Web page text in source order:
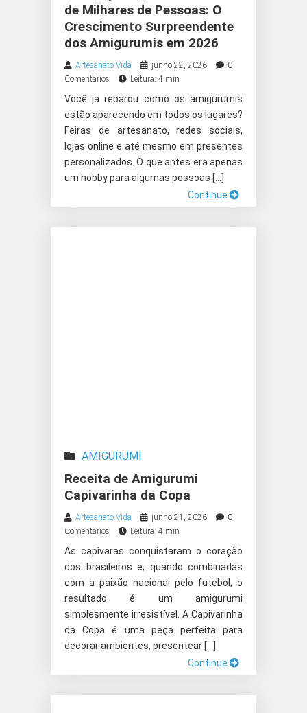
de Milhares de Pessoas: O
Crescimento Surpreendente
dos Amigurumis em 2026
Artesanato Vida junho 22, 2026
0
Comentários
Leitura: 4 min
Você já reparou como os amigurumis
estão aparecendo em todos os lugares?
Feiras de artesanato, redes sociais,
lojas online e até mesmo em presentes
personalizados. O que antes era apenas
um hobby para algumas pessoas […]
Continue
AMIGURUMI
Receita de Amigurumi
Capivarinha da Copa
Artesanato Vida junho 21, 2026
0
Comentários
Leitura: 4 min
As capivaras conquistaram o coração
dos brasileiros e, quando combinadas
com a paixão nacional pelo futebol, o
resultado é um amigurumi
simplesmente irresistível. A Capivarinha
da Copa é uma peça perfeita para
decorar ambientes, presentear […]
Continue